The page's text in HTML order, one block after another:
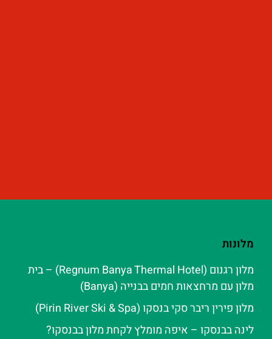
מלונות
מלון רגנום (Regnum Banya Thermal Hotel) – בית
מלון עם מרחצאות חמים בבנייה (Banya)
מלון פירין ריבר סקי בנסקו (Pirin River Ski & Spa‬)
לינה בבנסקו – איפה מומלץ לקחת מלון בבנסקו?